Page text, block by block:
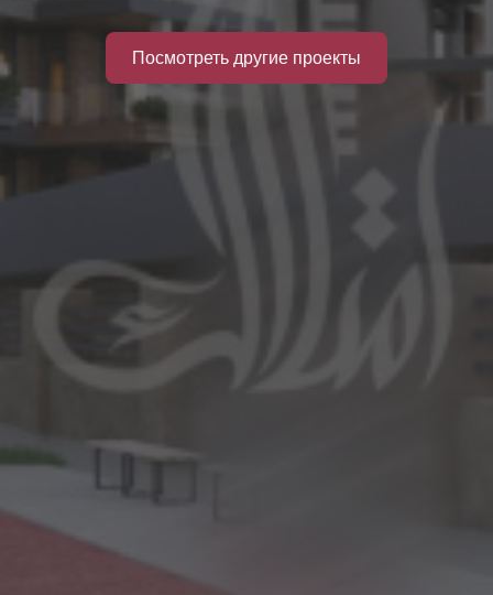
Посмотреть другие проекты